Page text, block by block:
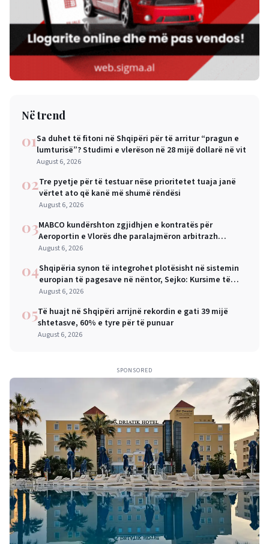
Në trend
01Sa duhet të fitoni në Shqipëri për të arritur “pragun e
lumturisë”? Studimi e vlerëson në 28 mijë dollarë në vit
August 6, 2026
02Tre pyetje për të testuar nëse prioritetet tuaja janë
vërtet ato që kanë më shumë rëndësi
August 6, 2026
03MABCO kundërshton zgjidhjen e kontratës për
Aeroportin e Vlorës dhe paralajmëron arbitrazh
ndërkombëtar
August 6, 2026
04Shqipëria synon të integrohet plotësisht në sistemin
europian të pagesave në nëntor, Sejko: Kursime të
mëdha për qytetarët dhe bizneset
August 6, 2026
05Të huajt në Shqipëri arrijnë rekordin e gati 39 mijë
shtetasve, 60% e tyre për të punuar
August 6, 2026
SPONSORED